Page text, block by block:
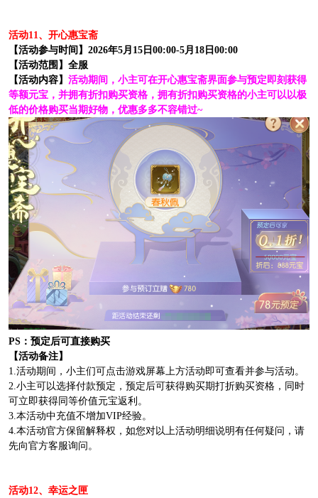
活动11、开心惠宝斋
【活动参与时间】2026年5月15日00:00-5月18日00:00
【活动范围】全服
【活动内容】 活动期间，小主可在开心惠宝斋界面参与预定即刻获得
等额元宝，并拥有折扣购买资格，拥有折扣购买资格的小主可以以极
低的价格购买当期好物，优惠多多不容错过~
PS：预定后可直接购买
【活动备注】
1.活动期间，小主们可点击游戏屏幕上方活动即可查看并参与活动。
2.小主可以选择付款预定，预定后可获得购买期打折购买资格，同时
可立即获得同等价值元宝返利。
3.本活动中充值不增加VIP经验。
4.本活动官方保留解释权，如您对以上活动明细说明有任何疑问，请
先向官方客服询问。
活动12、幸运之匣